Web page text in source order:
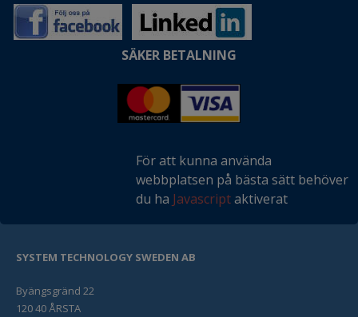
SÄKER BETALNING
För att kunna använda
webbplatsen på bästa sätt behöver
du ha Javascriptaktiverat
SYSTEM TECHNOLOGY SWEDEN AB
Byängsgränd 22
120 40 ÅRSTA